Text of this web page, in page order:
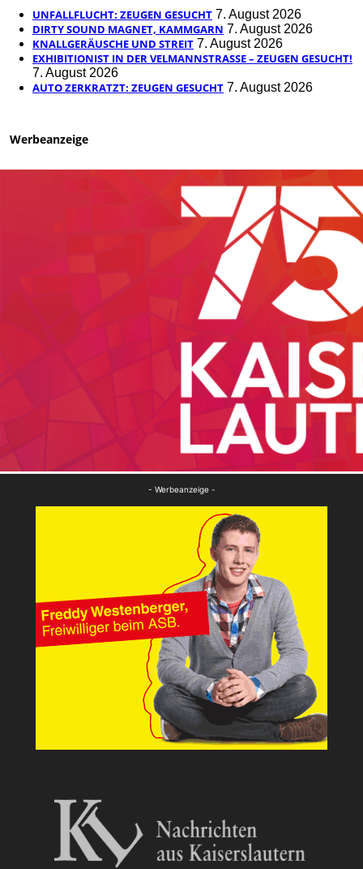
UNFALLFLUCHT: ZEUGEN GESUCHT 7. August 2026
DIRTY SOUND MAGNET, KAMMGARN 7. August 2026
KNALLGERÄUSCHE UND STREIT 7. August 2026
EXHIBITIONIST IN DER VELMANNSTRASSE – ZEUGEN GESUCHT!
7. August 2026
AUTO ZERKRATZT: ZEUGEN GESUCHT 7. August 2026
Werbeanzeige
- Werbeanzeige -